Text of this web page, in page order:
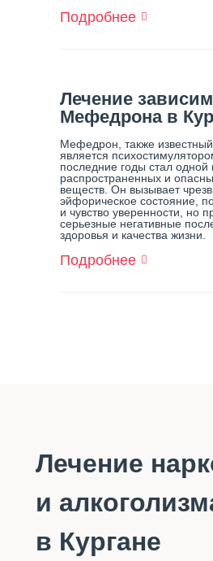
Подробнее О
У
Семьи
Лечение
Мефедрона в
Мефедрон, также
является
последние годы стал одной
распространенных и
веществ. Он вызывает
эйфорическое состояние,
и чувство уверенности, но
серьезные негативные
здоровья и качества жизни.
Подробнее О
Лечение
и
в Кургане